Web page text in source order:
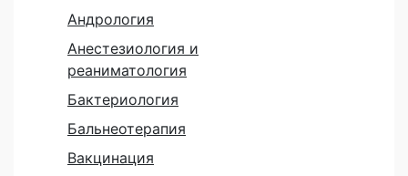
Андрология
Анестезиология и
реаниматология
Бактериология
Бальнеотерапия
Вакцинация